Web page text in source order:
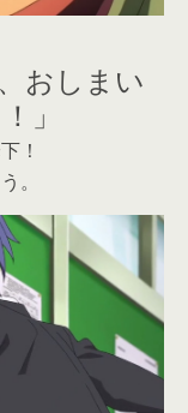
おしまい
」
！
。